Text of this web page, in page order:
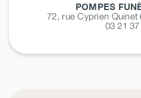
POMPES
72, rue Cyprien Quinet
03 21